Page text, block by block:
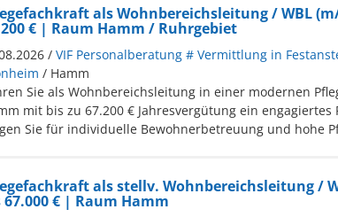
als Wohnbereichsleitung / WBL
€ | Raum Hamm / Ruhrgebiet
/ VIF Personalberatung # Vermittlung in
/ Hamm
Sie als Wohnbereichsleitung in einer modernen
mit bis zu 67.200 € Jahresvergütung ein engagiertes
Sie für individuelle Bewohnerbetreuung und hohe
als stellv. Wohnbereichsleitung /
67.000 € | Raum Hamm